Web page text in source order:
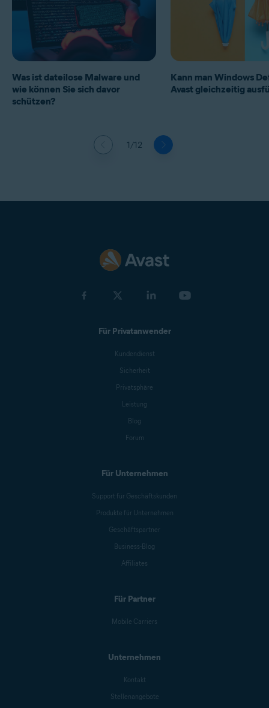
1/12
Was ist dateilose Malware und
wie können Sie sich davor
schützen?
Kann man Windows
Avast gleichzeitig
Für Privatanwender
Kundendienst
Sicherheit
Privatsphäre
Leistung
Blog
Forum
Für Unternehmen
Support für Geschäftskunden
Produkte für Unternehmen
Geschäftspartner
Business-Blog
Affiliates
Für Partner
Mobile Carriers
Unternehmen
Kontakt
Stellenangebote